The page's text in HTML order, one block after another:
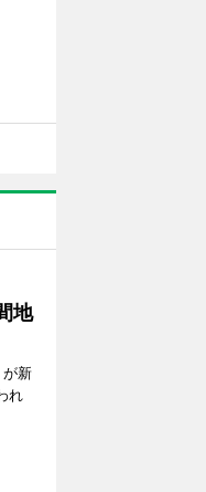
地
が新
れ